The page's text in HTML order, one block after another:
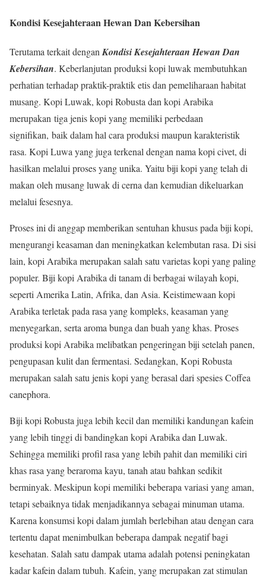
Kondisi Kesejahteraan Hewan Dan Kebersihan
Terutama terkait dengan Kondisi Kesejahteraan Hewan Dan
Kebersihan. Keberlanjutan produksi kopi luwak membutuhkan
perhatian terhadap praktik-praktik etis dan pemeliharaan habitat
musang. Kopi Luwak, kopi Robusta dan kopi Arabika
merupakan tiga jenis kopi yang memiliki perbedaan
signifikan, baik dalam hal cara produksi maupun karakteristik
rasa. Kopi Luwa yang juga terkenal dengan nama kopi civet, di
hasilkan melalui proses yang unika. Yaitu biji kopi yang telah di
makan oleh musang luwak di cerna dan kemudian dikeluarkan
melalui fesesnya.
Proses ini di anggap memberikan sentuhan khusus pada biji kopi,
mengurangi keasaman dan meningkatkan kelembutan rasa. Di sisi
lain, kopi Arabika merupakan salah satu varietas kopi yang paling
populer. Biji kopi Arabika di tanam di berbagai wilayah kopi,
seperti Amerika Latin, Afrika, dan Asia. Keistimewaan kopi
Arabika terletak pada rasa yang kompleks, keasaman yang
menyegarkan, serta aroma bunga dan buah yang khas. Proses
produksi kopi Arabika melibatkan pengeringan biji setelah panen,
pengupasan kulit dan fermentasi. Sedangkan, Kopi Robusta
merupakan salah satu jenis kopi yang berasal dari spesies Coffea
canephora.
Biji kopi Robusta juga lebih kecil dan memiliki kandungan kafein
yang lebih tinggi di bandingkan kopi Arabika dan Luwak.
Sehingga memiliki profil rasa yang lebih pahit dan memiliki ciri
khas rasa yang beraroma kayu, tanah atau bahkan sedikit
berminyak. Meskipun kopi memiliki beberapa variasi yang aman,
tetapi sebaiknya tidak menjadikannya sebagai minuman utama.
Karena konsumsi kopi dalam jumlah berlebihan atau dengan cara
tertentu dapat menimbulkan beberapa dampak negatif bagi
kesehatan. Salah satu dampak utama adalah potensi peningkatan
kadar kafein dalam tubuh. Kafein, yang merupakan zat stimulan